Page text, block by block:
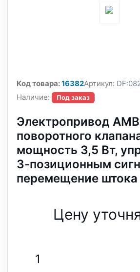
Код товара:16382Артикул:
Наличие:
Под заказ
Электропривод
поворотного
мощность 3,5 Вт,
3-позиционным
перемещение
Цену